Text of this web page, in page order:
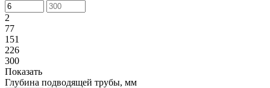
2
77
151
226
300
Показать
Глубина подводящей трубы, мм